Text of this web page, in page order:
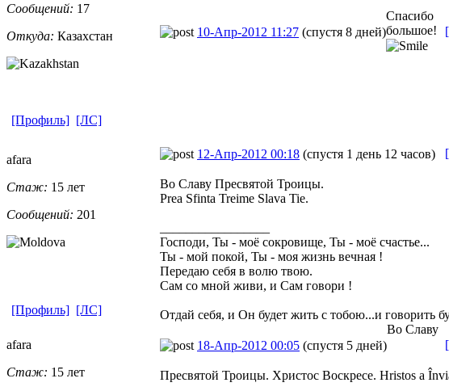
Сообщений: 17
Откуда: Казахстан 10-Апр-2012 11:27 (спустя 8 дней)
Спасибо
большое!
[Профиль] [ЛС]
afara
Стаж: 15 лет
Сообщений: 201
12-Апр-2012 00:18 (спустя 1 день 12 часов)
Во Славу Пресвятой Троицы.
Prea Sfinta Treime Slava Tie.
Господи, Ты - моё сокровище, Ты - моё счастье...
Ты - мой покой, Ты - моя жизнь вечная !
Передаю себя в волю твою.
Сам со мной живи, и Сам говори !
Отдай себя, и Он будет жить с тобою...и говорить
[Профиль] [ЛС]
afara
Стаж: 15 лет
18-Апр-2012 00:05 (спустя 5 дней)
Во Славу
Пресвятой Троицы. Христос Воскресе. Hristos a